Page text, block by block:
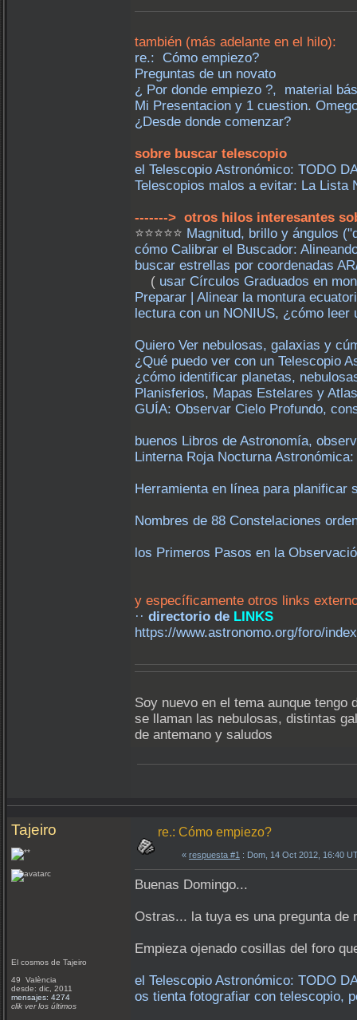
también (más adelante en el hilo):
re.: Cómo empiezo?
Preguntas de un novato
¿ Por donde empiezo ?, material
Mi Presentacion y 1 cuestion.
¿Desde donde comenzar?
sobre buscar telescopio
el Telescopio Astronómico: TODO
Telescopios malos a evitar: La Lista
-------> otros hilos interesantes
⭐⭐⭐⭐⭐ Magnitud, brillo y ángulos
cómo Calibrar el Buscador:
buscar estrellas por coordenadas
( usar Círculos Graduados en
Preparar | Alinear la montura
lectura con un NONIUS, ¿cómo
Quiero Ver nebulosas, galaxias y
¿Qué puedo ver con un Telescopio
¿cómo identificar planetas,
Planisferios, Mapas Estelares y
GUÍA: Observar Cielo Profundo,
buenos Libros de Astronomía,
Linterna Roja Nocturna
Herramienta en línea para planificar
Nombres de 88 Constelaciones
los Primeros Pasos en la
y específicamente otros links
·· directorio de LINKS
https://www.astronomo.org/foro/
Soy nuevo en el tema aunque
se llaman las nebulosas, distintas
de antemano y saludos
Tajeiro
El cosmos de Tajeiro
49 València
desde: dic, 2011
mensajes: 4274
clik ver los últimos
re.: Cómo empiezo?
« respuesta #1 : Dom, 14 Oct 2012, 16:40
Buenas Domingo...
Ostras... la tuya es una pregunta
Empieza ojenado cosillas del foro
el Telescopio Astronómico: TODO
os tienta fotografiar con telescopio,